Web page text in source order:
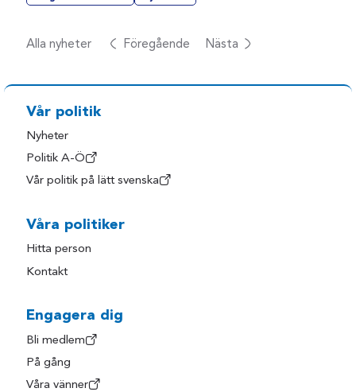
Alla nyheter Föregående Nästa
Vår politik
Nyheter
Politik A-Ö
Vår politik på lätt svenska
Våra politiker
Hitta person
Kontakt
Engagera dig
Bli medlem
På gång
Våra vänner